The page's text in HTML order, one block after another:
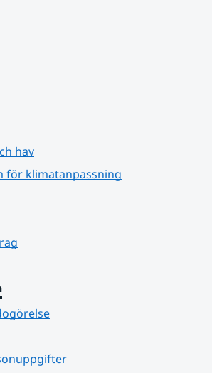
hav
för klimatanpassning